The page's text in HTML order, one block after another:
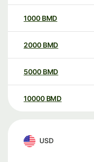
1000 BMD
2000 BMD
5000 BMD
10000 BMD
USD